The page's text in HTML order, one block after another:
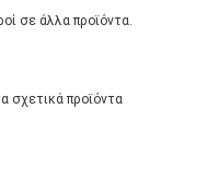
σε άλλα προϊόντα.
σχετικά προϊόντα